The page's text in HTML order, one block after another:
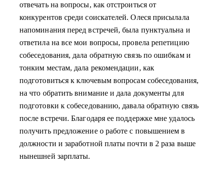
отвечать на вопросы, как отстроиться от
конкурентов среди соискателей. Олеся присылала
напоминания перед встречей, была пунктуальна и
ответила на все мои вопросы, провела репетицию
собеседования, дала обратную связь по ошибкам и
тонким местам, дала рекомендации, как
подготовиться к ключевым вопросам собеседования,
на что обратить внимание и дала документы для
подготовки к собеседованию, давала обратную связь
после встречи. Благодаря ее поддержке мне удалось
получить предложение о работе с повышением в
должности и заработной платы почти в 2 раза выше
нынешней зарплаты.